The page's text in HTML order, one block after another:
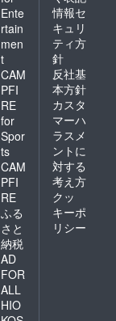
Ente
rtain
men
t
CAM
PFI
RE
for
Spor
ts
CAM
PFI
RE
ふる
さと
納税
AD
FOR
ALL
HIO
情報セ
キュリ
ティ方
針
反社基
本方針
カスタ
マーハ
ラスメ
ントに
対する
考え方
クッ
キーポ
リシー